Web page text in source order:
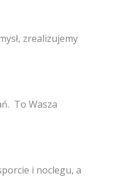
zrealizujemy
To Wasza
i noclegu, a